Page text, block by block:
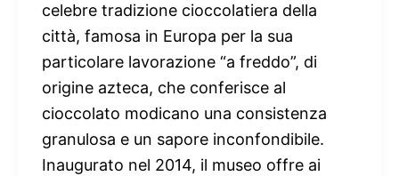
celebre tradizione cioccolatiera della
città, famosa in Europa per la sua
particolare lavorazione “a freddo”, di
origine azteca, che conferisce al
cioccolato modicano una consistenza
granulosa e un sapore inconfondibile.
Inaugurato nel 2014, il museo offre ai